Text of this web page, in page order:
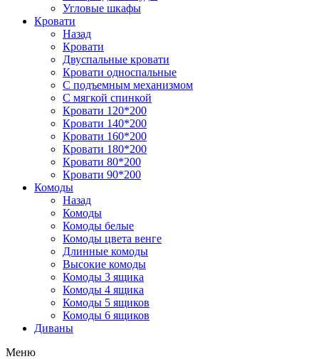
Угловые шкафы
Кровати
Назад
Кровати
Двуспальные кровати
Кровати односпальные
С подъемным механизмом
С мягкой спинкой
Кровати 120*200
Кровати 140*200
Кровати 160*200
Кровати 180*200
Кровати 80*200
Кровати 90*200
Комоды
Назад
Комоды
Комоды белые
Комоды цвета венге
Длинные комоды
Высокие комоды
Комоды 3 ящика
Комоды 4 ящика
Комоды 5 ящиков
Комоды 6 ящиков
Диваны
Меню